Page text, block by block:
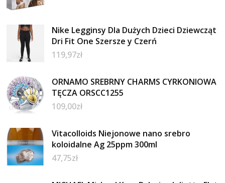
Nike Legginsy Dla Dużych Dzieci Dziewcząt
Dri Fit One Szersze y Czerń
119,97zł
ORNAMO SREBRNY CHARMS CYRKONIOWA
TĘCZA ORSCC1255
109,00zł
Vitacolloids Niejonowe nano srebro
koloidalne Ag 25ppm 300ml
47,75zł